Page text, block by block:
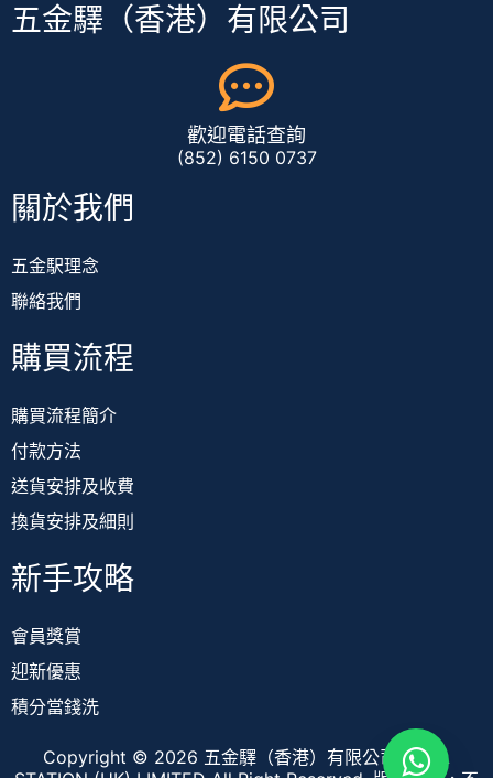
五金驛（香港）有限公司
歡迎電話查詢
(852) 6150 0737
關於我們
五金駅理念
聯絡我們
購買流程
購買流程簡介
付款方法
送貨安排及收費
換貨安排及細則
新手攻略
會員獎賞
迎新優惠
積分當錢洗
Copyright © 2026 五金驛（香港）有限公司 TOOL